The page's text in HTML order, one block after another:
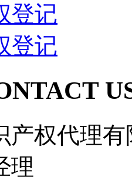
登记
登记
产权代理有
理